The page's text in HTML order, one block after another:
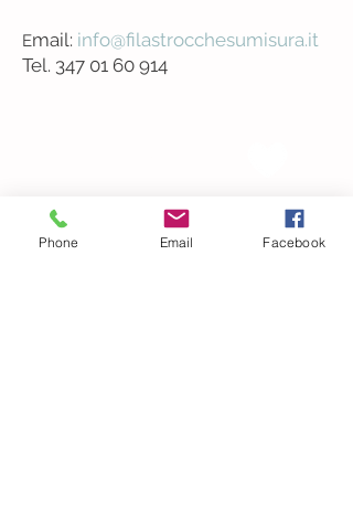
Email: info@filastrocchesumisura.it
Tel. 347 01 60 914
...come funziona?
Phone Email Facebook